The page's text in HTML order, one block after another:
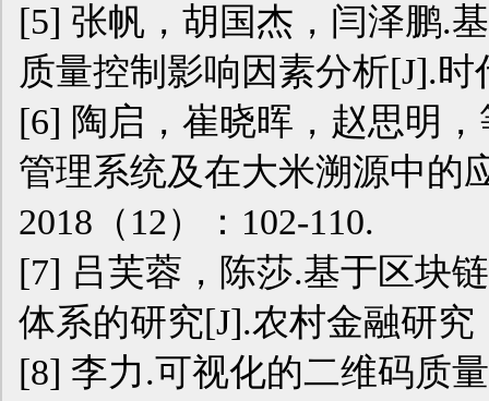
[5] 张帆，胡国杰，闫泽鹏.
质量控制影响因素分析[J].时
[6] 陶启，崔晓晖，赵思明
管理系统及在大米溯源中的
2018（12）：102-110.
[7] 吕芙蓉，陈莎.基于区块
体系的研究[J].农村金融研究
[8] 李力.可视化的二维码质